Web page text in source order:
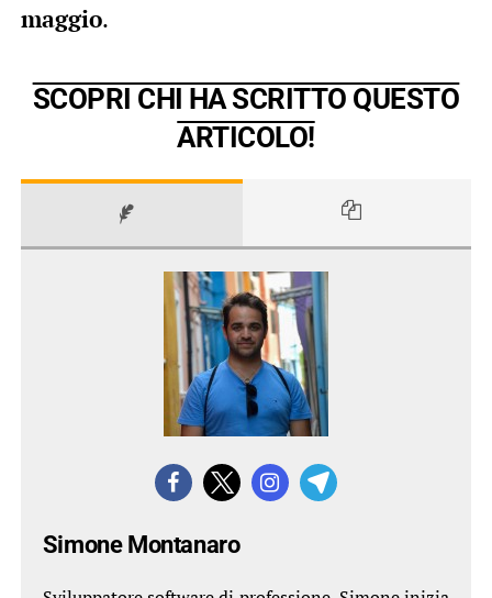
maggio.
SCOPRI CHI HA SCRITTO QUESTO
ARTICOLO!
Simone Montanaro